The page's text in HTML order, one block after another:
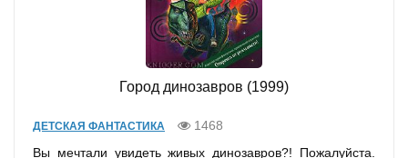
Город динозавров (1999)
ДЕТСКАЯ ФАНТАСТИКА
1468
Вы мечтали увидеть живых динозавров?! Пожалуйста.